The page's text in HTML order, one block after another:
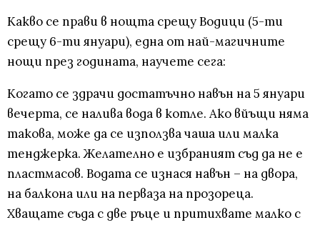
Какво се прави в нощта срещу Водици (5-ти
срещу 6-ти януари), една от най-магичните
нощи през годината, научете сега:
Когато се здрачи достатъчно навън на 5 януари
вечерта, се налива вода в котле. Ако вйъщи няма
такова, може да се използва чаша или малка
тенджерка. Желателно е избраният съд да не е
пластмасов. Водата се изнася навън – на двора,
на балкона или на перваза на прозореца.
Хващате съда с две ръце и притихвате малко с